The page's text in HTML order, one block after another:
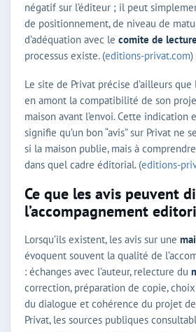
négatif sur l’éditeur ; il peut
de positionnement, de niveau de
d’adéquation avec le comite de lecture
processus existe. (editions-privat.com)
Le site de Privat précise d’ailleurs
en amont la compatibilité de son
maison avant l’envoi. Cette indication
signifie qu’un bon “avis” sur Privat ne
si la maison publie, mais à comprendre
dans quel cadre éditorial. (editions-
Ce que les avis peuvent
l’accompagnement
Lorsqu’ils existent, les avis sur une
évoquent souvent la qualité de
: échanges avec l’auteur, relecture du
correction, préparation de copie,
du dialogue et cohérence du projet de
Privat, les sources publiques